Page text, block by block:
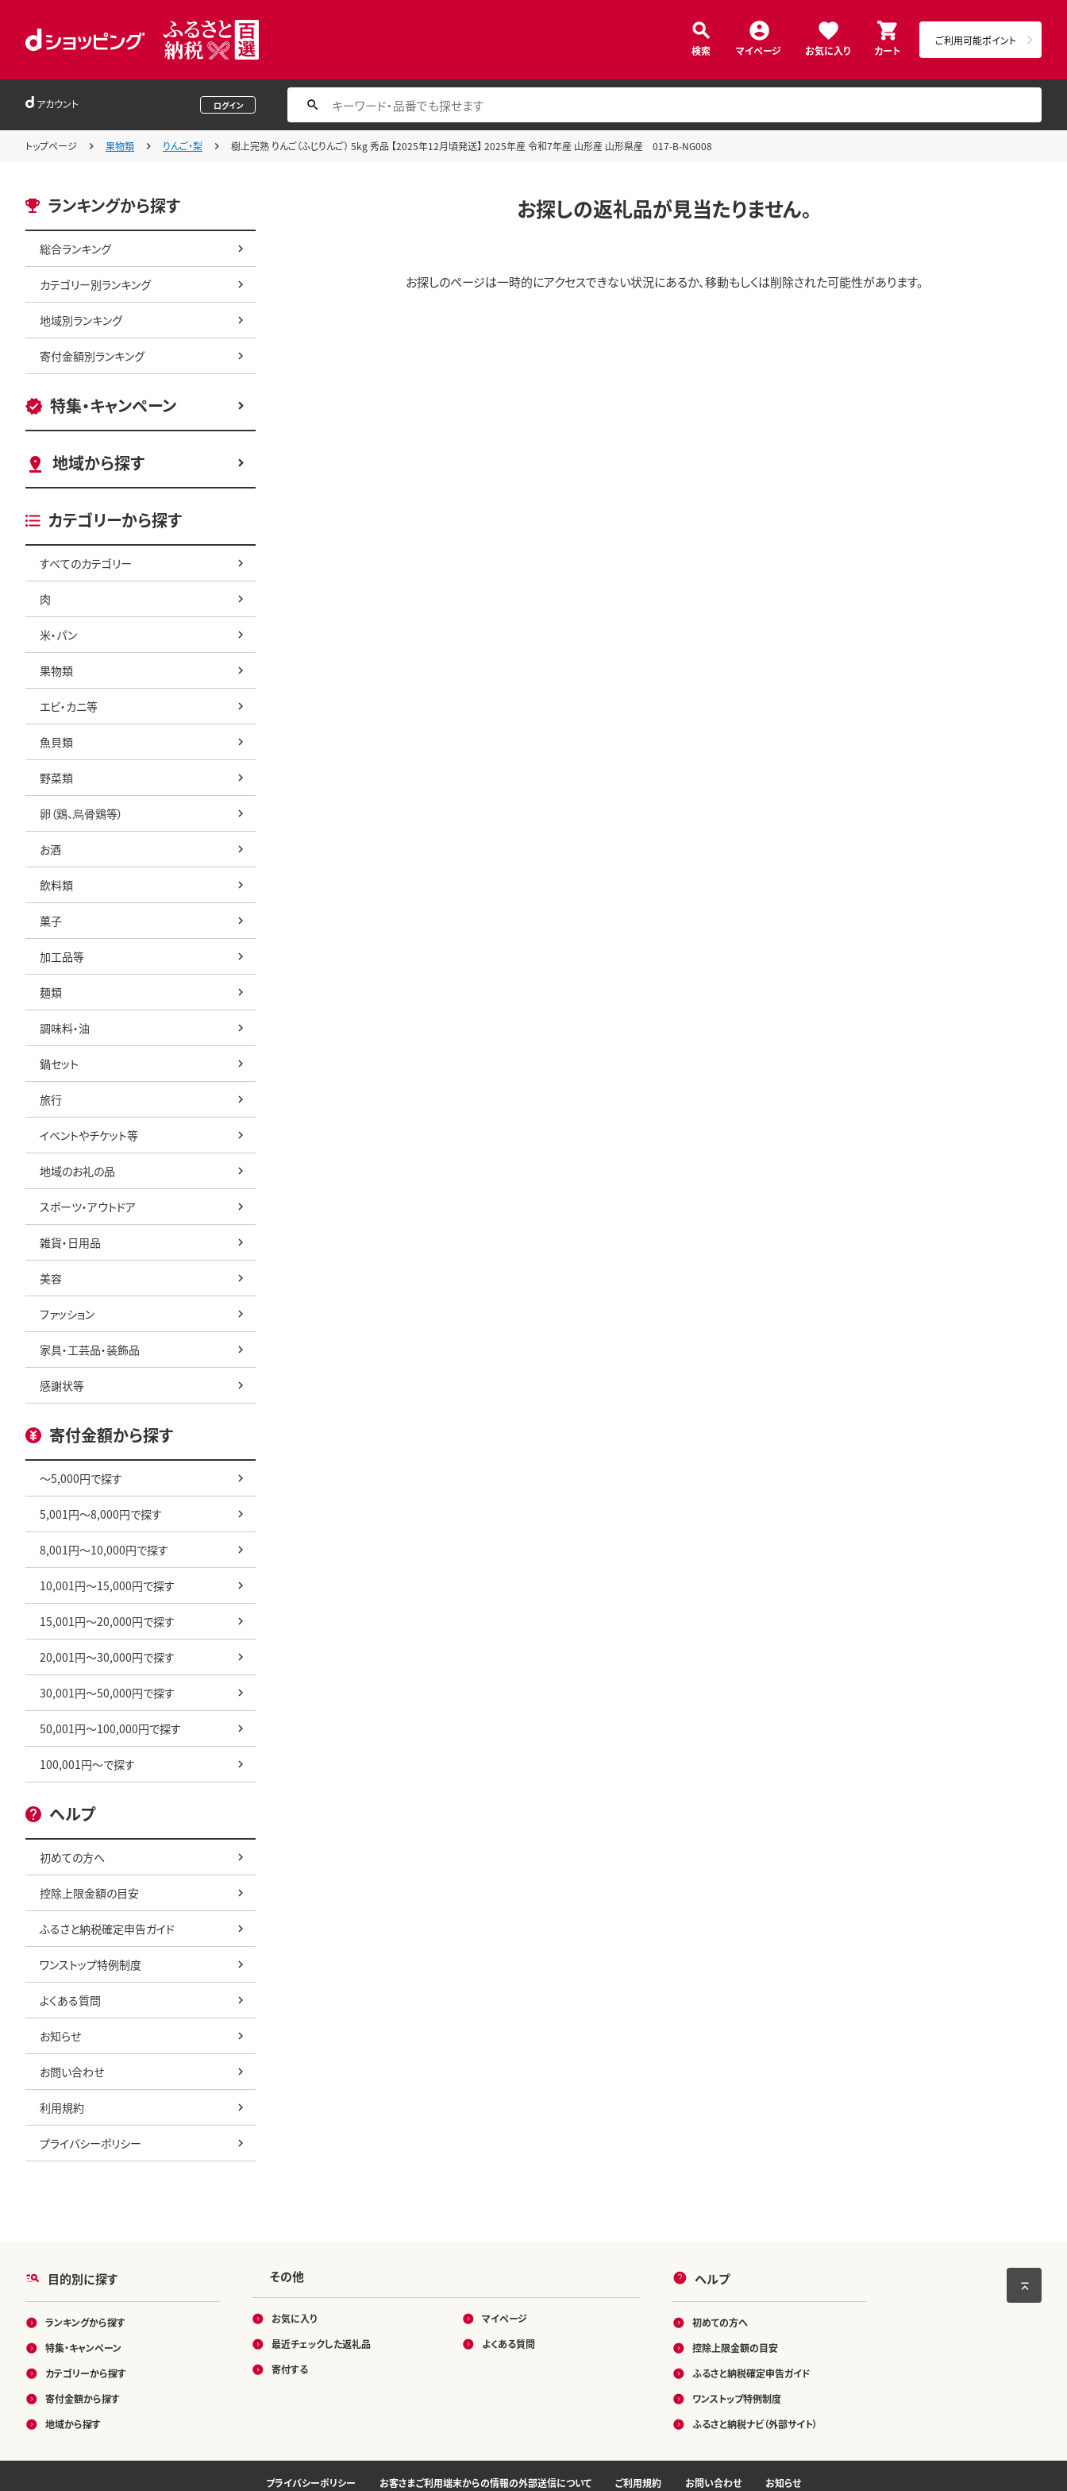
検索 マイページ お気に入り カート
ご利用可能ポイント
アカウント ログイン
トップページ 果物類 りんご・梨 樹上完熟 りんご（ふじりんご） 5kg 秀品 【2025年12月頃発送】 2025年産 令和7年産 山形産 山形県産 017-B-NG008
ランキングから探す
総合ランキング
カテゴリー別ランキング
地域別ランキング
寄付金額別ランキング
特集・キャンペーン
地域から探す
カテゴリーから探す
すべてのカテゴリー
肉
米・パン
果物類
エビ・カニ等
魚貝類
野菜類
卵（鶏、烏骨鶏等）
お酒
飲料類
菓子
加工品等
麺類
調味料・油
鍋セット
旅行
イベントやチケット等
地域のお礼の品
スポーツ・アウトドア
雑貨・日用品
美容
ファッション
家具・工芸品・装飾品
感謝状等
寄付金額から探す
～5,000円で探す
5,001円～8,000円で探す
8,001円～10,000円で探す
10,001円～15,000円で探す
15,001円～20,000円で探す
20,001円～30,000円で探す
30,001円～50,000円で探す
50,001円～100,000円で探す
100,001円～で探す
ヘルプ
初めての方へ
控除上限金額の目安
ふるさと納税確定申告ガイド
ワンストップ特例制度
よくある質問
お知らせ
お問い合わせ
利用規約
プライバシーポリシー
お探しの返礼品が見当たりません。
お探しのページは一時的にアクセスできない状況にあるか、移動もしくは削除された可能性があります。
目的別に探す
ランキングから探す
特集・キャンペーン
カテゴリーから探す
寄付金額から探す
地域から探す
その他
お気に入り
最近チェックした返礼品
寄付する
マイページ
よくある質問
ヘルプ
初めての方へ
控除上限金額の目安
ふるさと納税確定申告ガイド
ワンストップ特例制度
ふるさと納税ナビ（外部サイト）
プライバシーポリシー お客さまご利用端末からの情報の外部送信について ご利用規約 お問い合わせ お知らせ